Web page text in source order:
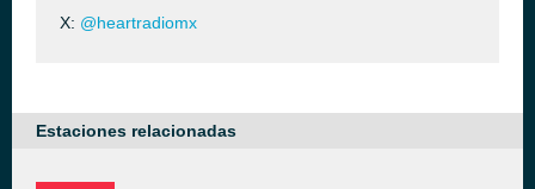
X: @heartradiomx
Estaciones relacionadas